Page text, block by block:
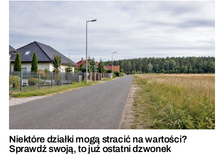
Niektóre działki mogą stracić na wartości?
Sprawdź swoją, to już ostatni dzwonek